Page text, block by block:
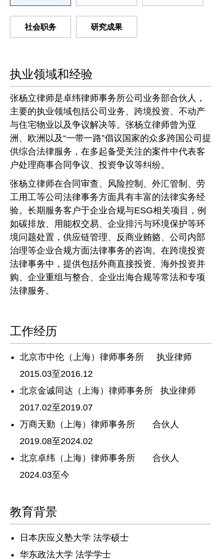
社会职务 研究成果
执业领域和经验
张杨立律师是卓纬律师事务所公司业务部合伙人，
主要的执业领域包括公司业务、跨境投资、不动产
与住宅物业以及争议解决等。张杨立律师曾为亚
洲、欧洲以及“一带一路”倡议国家的众多跨国公司提
供综合法律服务，在多起备受关注的案件中代表客
户处理商事合同争议、投资争议等纠纷。
张杨立律师在合同审查、风险控制、外汇管制、劳
工用工等公司法律事务方面具有丰富的法律实务经
验。长期服务客户于企业合规与ESG相关项目，例
如碳排放、用能权交易、企业排污与环境保护等环
境问题处置，供应链管理、反商业贿赂、公司内部
治理等企业合规方面法律事务的咨询。在跨境投资
法律事务中，提供包括外商直接投资、海外投资并
购、企业重组与整合、企业出海合规等常法和专项
法律服务。
工作经历
北京市中伦（上海）律师事务所 执业律师
2015.03至2016.12
北京金诚同达（上海）律师事务所 执业律师
2017.02至2019.07
万商天勤（上海）律师事务所 合伙人
2019.08至2024.02
北京卓纬（上海）律师事务所 合伙人
2024.03至今
教育背景
日本庆应义塾大学 法学硕士
华东政法大学 法学学士